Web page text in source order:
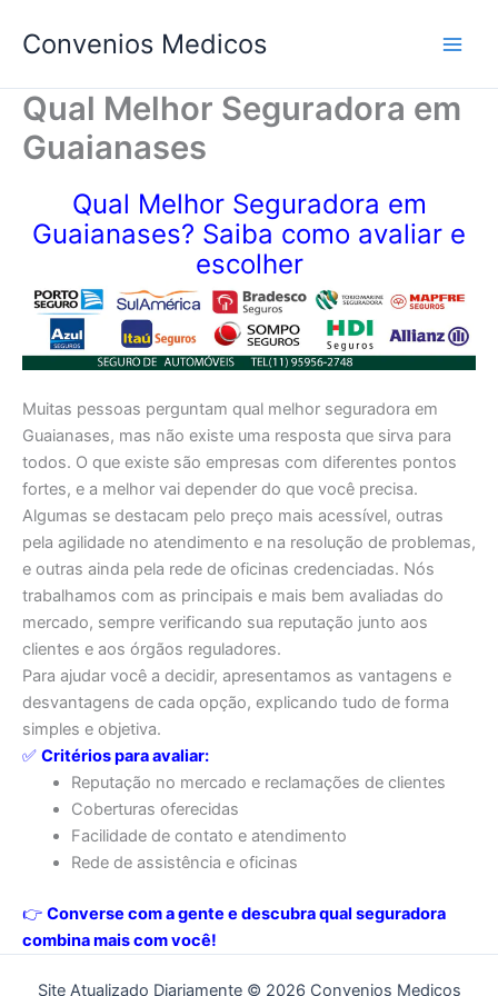
para
conteúdo
Convenios Medicos
Qual Melhor Seguradora em
Guaianases
Qual Melhor Seguradora em
Guaianases? Saiba como avaliar e
escolher
Muitas pessoas perguntam qual melhor seguradora em
Guaianases, mas não existe uma resposta que sirva para
todos. O que existe são empresas com diferentes pontos
fortes, e a melhor vai depender do que você precisa.
Algumas se destacam pelo preço mais acessível, outras
pela agilidade no atendimento e na resolução de problemas,
e outras ainda pela rede de oficinas credenciadas. Nós
trabalhamos com as principais e mais bem avaliadas do
mercado, sempre verificando sua reputação junto aos
clientes e aos órgãos reguladores.
Para ajudar você a decidir, apresentamos as vantagens e
desvantagens de cada opção, explicando tudo de forma
simples e objetiva.
✅ Critérios para avaliar:
Reputação no mercado e reclamações de clientes
Coberturas oferecidas
Facilidade de contato e atendimento
Rede de assistência e oficinas
👉 Converse com a gente e descubra qual seguradora
combina mais com você!
Site Atualizado Diariamente © 2026 Convenios Medicos